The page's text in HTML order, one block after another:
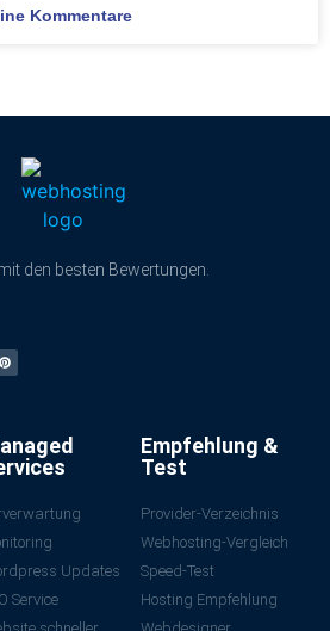
Kommentare
den besten Bewertungen.
Updates
Service
Empfehlung &
Test
Provider-Verzeichnis
Webhosting-Vergleich
Speed-Test
Hosting Empfehlung